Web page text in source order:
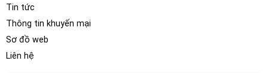
Tin tức
Thông tin khuyến mại
Sơ đồ web
Liên hệ